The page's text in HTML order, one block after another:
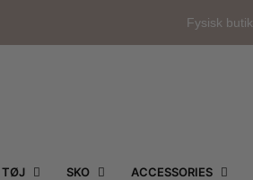
Fysisk butik
TØJ SKO ACCESSORIES